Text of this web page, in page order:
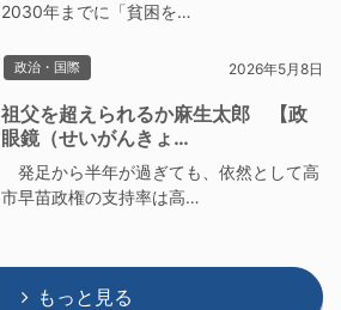
2030年までに「貧困を…
政治・国際 2026年5月8日
祖父を超えられるか麻生太郎 【政
眼鏡（せいがんきょ…
発足から半年が過ぎても、依然として高
市早苗政権の支持率は高…
もっと見る